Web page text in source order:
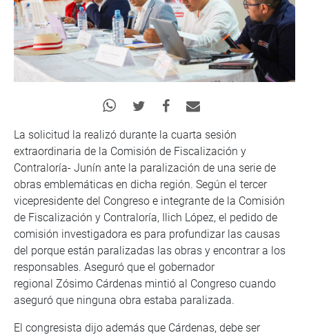
La solicitud la realizó durante la cuarta sesión
extraordinaria de la Comisión de Fiscalización y
Contraloría- Junín ante la paralización de una serie de
obras emblemáticas en dicha región. Según el tercer
vicepresidente del Congreso e integrante de la Comisión
de Fiscalización y Contraloría, Ilich López, el pedido de
comisión investigadora es para profundizar las causas
del porque están paralizadas las obras y encontrar a los
responsables. Aseguró que el gobernador
regional Zósimo Cárdenas mintió al Congreso cuando
aseguró que ninguna obra estaba paralizada.
El congresista dijo además que Cárdenas, debe ser